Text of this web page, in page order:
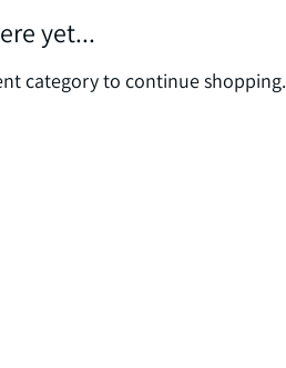
yet...
category to continue shopping.